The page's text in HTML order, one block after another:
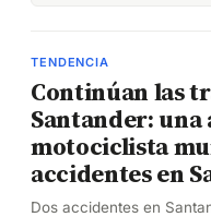
TENDENCIA
Continúan las
Santander:
motociclista
accidentes en
Dos accidentes en